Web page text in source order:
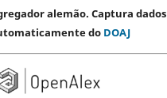
alemão. Captura dados
do DOAJ